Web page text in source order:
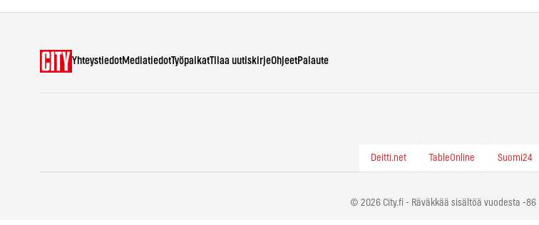
YhteystiedotMediatiedotTyöpaikatTilaa uutiskirjeOhjeetPalaute
Deitti.net TableOnline Suomi24
© 2026 City.fi - Räväkkää sisältöä vuodesta -86 |